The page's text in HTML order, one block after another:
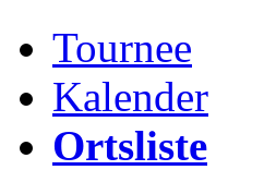
Tournee
Kalender
Ortsliste